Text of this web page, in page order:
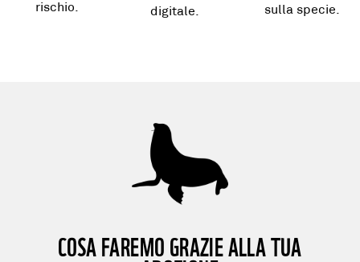
rischio.
digitale.
sulla specie.
COSA FAREMO GRAZIE ALLA TUA